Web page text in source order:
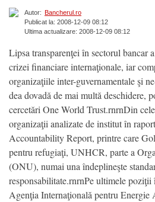
Autor: Bancherul.ro
Publicat la: 2008-12-09 08:12
Ultima actualizare: 2008-12-09 08:12
Lipsa transparenţei în sectorul bancar
crizei financiare internaţionale, iar
organizaţiile inter-guvernamentale şi
dea dovadă de mai multă deschidere,
cercetări One World Trust.rnrnDin
organizaţii analizate de institut în
Accountability Report, printre care
pentru refugiaţi, UNHCR, parte a
(ONU), numai una îndeplineşte
responsabilitate.rnrnPe ultimele poziţii
Agenţia Internaţională pentru